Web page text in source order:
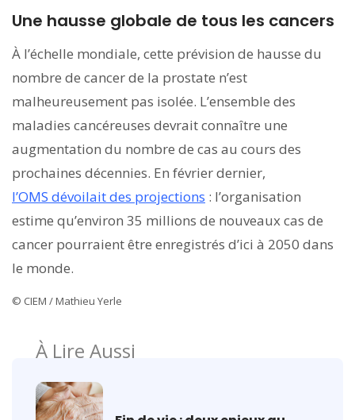
Une hausse globale de tous les cancers
À l’échelle mondiale, cette prévision de hausse du
nombre de cancer de la prostate n’est
malheureusement pas isolée. L’ensemble des
maladies cancéreuses devrait connaître une
augmentation du nombre de cas au cours des
prochaines décennies. En février dernier,
l’OMS dévoilait des projections : l’organisation
estime qu’environ 35 millions de nouveaux cas de
cancer pourraient être enregistrés d’ici à 2050 dans
le monde.
© CIEM / Mathieu Yerle
À Lire Aussi